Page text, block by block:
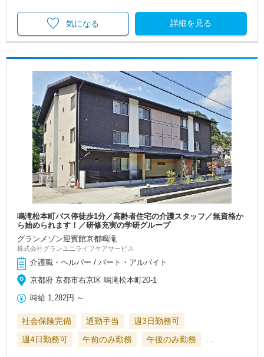
詳細を見る
気になる
鳴滝松本町バス停徒歩1分／高齢者住宅の介護スタッフ／無資格か
ら始められます！／研修充実の学研グループ
グランメゾン迎賓館京都鳴滝
株式会社グランユニライフケアサービス
介護職・ヘルパー / パート・アルバイト
京都府 京都市右京区 鳴滝松本町20-1
時給 1,282円 ～
社会保険完備 通勤手当
週3日勤務可
週4日勤務可
午前のみ勤務 午後のみ勤務 …